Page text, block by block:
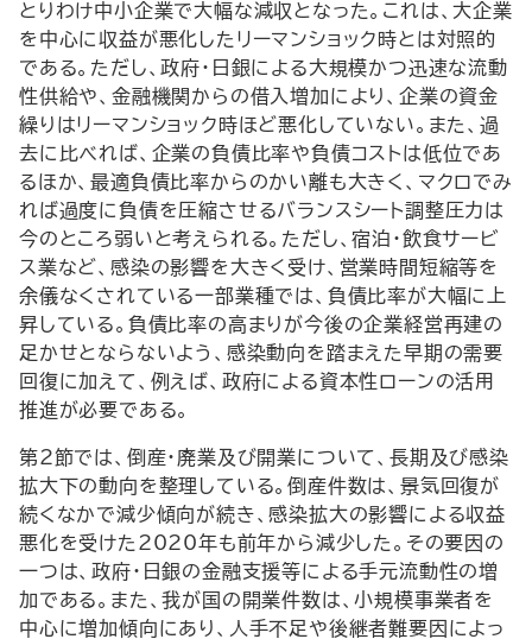
とりわけ中小企業で大幅な減収となった。これは、大企業
を中心に収益が悪化したリーマンショック時とは対照的
である。ただし、政府・日銀による大規模かつ迅速な流動
性供給や、金融機関からの借入増加により、企業の資金
繰りはリーマンショック時ほど悪化していない。また、過
去に比べれば、企業の負債比率や負債コストは低位であ
るほか、最適負債比率からのかい離も大きく、マクロでみ
れば過度に負債を圧縮させるバランスシート調整圧力は
今のところ弱いと考えられる。ただし、宿泊・飲食サービ
ス業など、感染の影響を大きく受け、営業時間短縮等を
余儀なくされている一部業種では、負債比率が大幅に上
昇している。負債比率の高まりが今後の企業経営再建の
足かせとならないよう、感染動向を踏まえた早期の需要
回復に加えて、例えば、政府による資本性ローンの活用
推進が必要である。
第2節では、倒産・廃業及び開業について、長期及び感染
拡大下の動向を整理している。倒産件数は、景気回復が
続くなかで減少傾向が続き、感染拡大の影響による収益
悪化を受けた2020年も前年から減少した。その要因の
一つは、政府・日銀の金融支援等による手元流動性の増
加である。また、我が国の開業件数は、小規模事業者を
中心に増加傾向にあり、人手不足や後継者難要因によっ